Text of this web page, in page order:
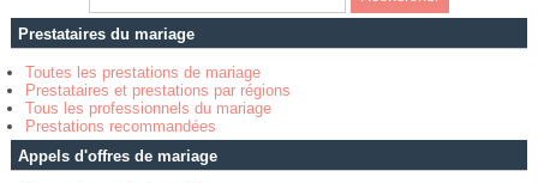
Prestataires du mariage
Toutes les prestations de mariage
Prestataires et prestations par régions
Tous les professionnels du mariage
Prestations recommandées
Appels d'offres de mariage